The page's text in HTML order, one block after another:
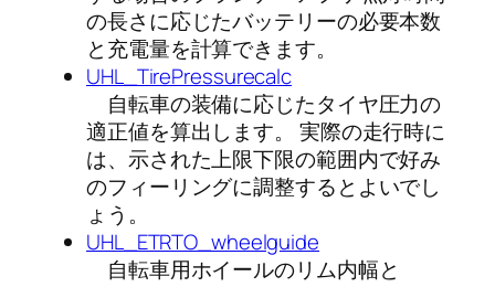
の長さに応じたバッテリーの必要本数
と充電量を計算できます。
UHL_TirePressurecalc
自転車の装備に応じたタイヤ圧力の
適正値を算出します。 実際の走行時に
は、示された上限下限の範囲内で好み
のフィーリングに調整するとよいでし
ょう。
UHL_ETRTO_wheelguide
自転車用ホイールのリム内幅と